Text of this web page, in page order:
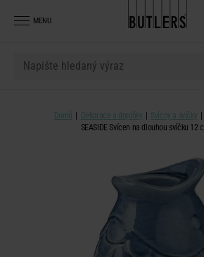
MENU
Domů Dekorace a doplňky Svícny a svíčky
SEASIDE Svícen na dlouhou svíčku 12